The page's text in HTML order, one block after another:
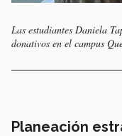
Las estudiantes Daniela
donativos en el campus
Planeación